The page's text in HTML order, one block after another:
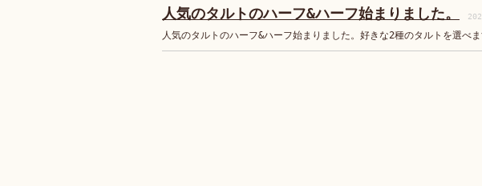
人気のタルトのハーフ&ハーフ始まりました。
人気のタルトのハーフ&ハーフ始まりました。好きな2種のタルトを選べ